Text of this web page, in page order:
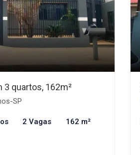
3 quartos, 162m²
SP
2 Vagas 162 m²